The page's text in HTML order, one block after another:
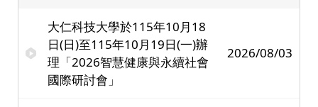
大仁科技大學於115年10月18
日(日)至115年10月19日(一)辦
理「2026智慧健康與永續社會
國際研討會」
2026/08/03